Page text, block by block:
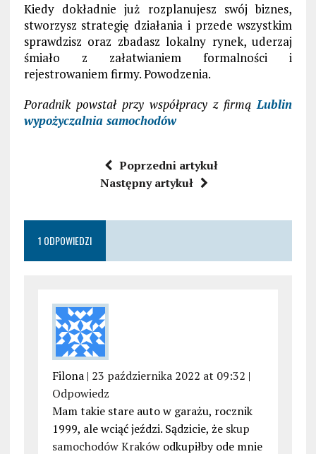
Kiedy dokładnie już rozplanujesz swój biznes,
stworzysz strategię działania i przede wszystkim
sprawdzisz oraz zbadasz lokalny rynek, uderzaj
śmiało z załatwianiem formalności i
rejestrowaniem firmy. Powodzenia.
Poradnik powstał przy współpracy z firmąLublin
wypożyczalnia samochodów
Poprzedni artykuł
Następny artykuł
1 ODPOWIEDZI
Filona | 23 października 2022 at 09:32 |
Odpowiedz
Mam takie stare auto w garażu, rocznik
1999, ale wciąć jeździ. Sądzicie, że skup
samochodów Krakówodkupiłby ode mnie